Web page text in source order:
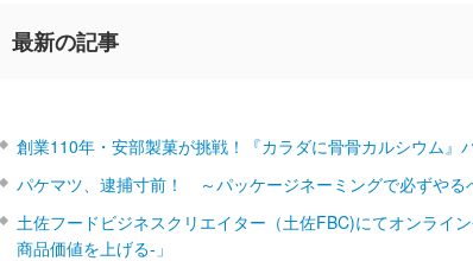
最新の記事
創業110年・安部製菓が挑戦！『カラダに骨骨カルシウム』
パケマツ、逮捕寸前！ ～パッケージネーミングで必ずやる
土佐フードビジネスクリエイター（土佐FBC)にてオンライ
商品価値を上げる‐」